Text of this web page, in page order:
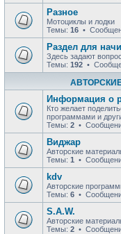
Разное
Мотоциклы и лодки
Темы: 16 •
Раздел для
Здесь задают
Темы: 192 •
Информация о
Кто желает
программами и
Темы: 2 •
Виджар
Авторские
Темы: 1 •
kdv
Авторские
Темы: 6 •
S.A.W.
Авторские
Темы: 2 •